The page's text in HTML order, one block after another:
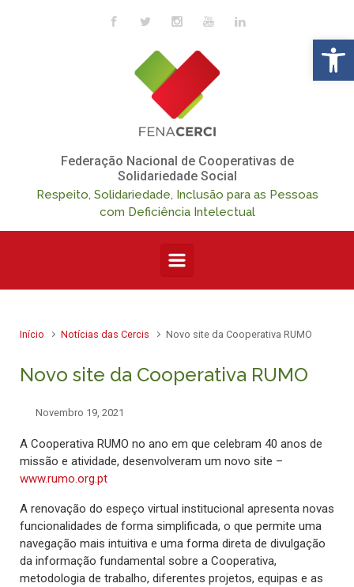
Skip to main content
Federação Nacional de Cooperativas de
Solidariedade Social
Respeito, Solidariedade, Inclusão para as Pessoas
com Deficiência Intelectual
Início Notícias das Cercis Novo site da Cooperativa RUMO
Novo site da Cooperativa RUMO
Novembro 19, 2021
A Cooperativa RUMO no ano em que celebram 40 anos de
missão e atividade, desenvolveram um novo site –
www.rumo.org.pt
A renovação do espeço virtual institucional apresenta novas
funcionalidades de forma simplificada, o que permite uma
navegação mais intuitiva e uma forma direta de divulgação
da informação fundamental sobre a Cooperativa,
metodologia de trabalho, diferentes projetos, equipas e as